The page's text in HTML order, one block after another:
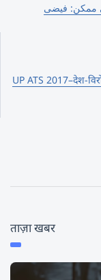
ممکن: فیضی
UP ATS 2017–देश-
ताज़ा खबर